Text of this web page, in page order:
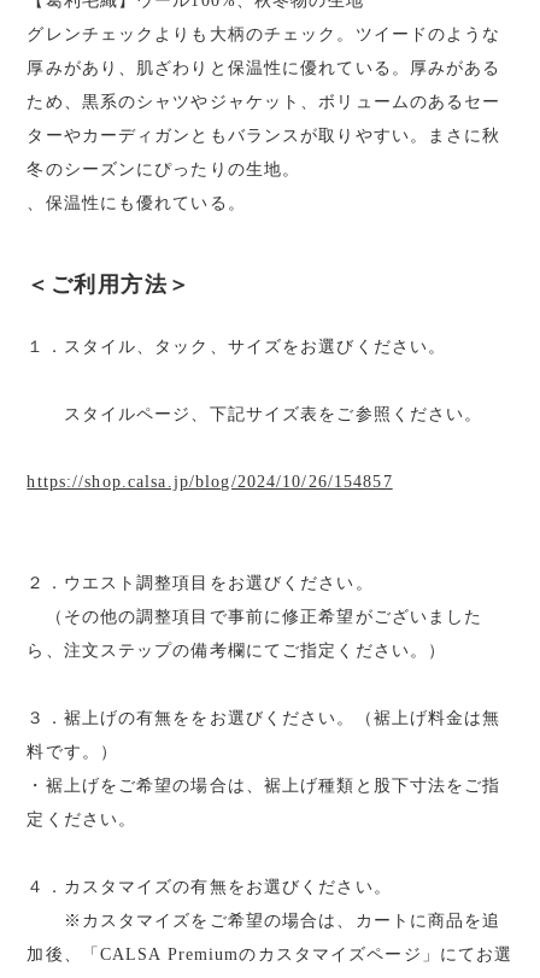
グレンチェックよりも大柄のチェック。ツイードのような
厚みがあり、肌ざわりと保温性に優れている。厚みがある
ため、黒系のシャツやジャケット、ボリュームのあるセー
ターやカーディガンともバランスが取りやすい。まさに秋
冬のシーズンにぴったりの生地。
、保温性にも優れている。
＜ご利用方法＞
１．スタイル、タック、サイズをお選びください。
スタイルページ、下記サイズ表をご参照ください。
https://shop.calsa.jp/blog/2024/10/26/154857
２．ウエスト調整項目をお選びください。
（その他の調整項目で事前に修正希望がございました
ら、注文ステップの備考欄にてご指定ください。）
３．裾上げの有無ををお選びください。（裾上げ料金は無
料です。）
・裾上げをご希望の場合は、裾上げ種類と股下寸法をご指
定ください。
４．カスタマイズの有無をお選びください。
※カスタマイズをご希望の場合は、カートに商品を追
加後、「CALSA Premiumのカスタマイズページ」にてお選